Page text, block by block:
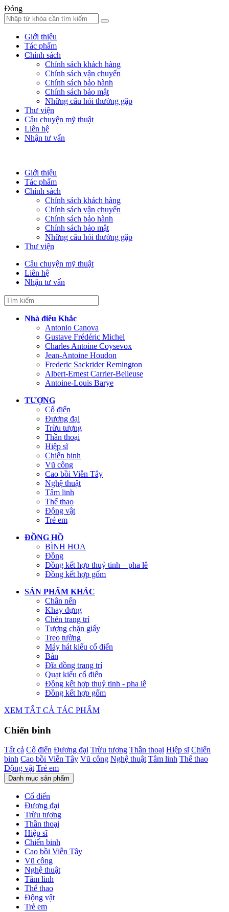
Đóng
Giới thiệu
Tác phẩm
Chính sách
Chính sách khách hàng
Chính sách vận chuyển
Chính sách bảo hành
Chính sách bảo mật
Những câu hỏi thường gặp
Thư viện
Câu chuyện mỹ thuật
Liên hệ
Nhận tư vấn
Giới thiệu
Tác phẩm
Chính sách
Chính sách khách hàng
Chính sách vận chuyển
Chính sách bảo hành
Chính sách bảo mật
Những câu hỏi thường gặp
Thư viện
Câu chuyện mỹ thuật
Liên hệ
Nhận tư vấn
Nhà điêu Khắc
Antonio Canova
Gustave Frédéric Michel
Charles Antoine Coysevox
Jean-Antoine Houdon
Frederic Sackrider Remington
Albert-Ernest Carrier-Belleuse
Antoine-Louis Barye
TƯỢNG
Cổ điển
Đương đại
Trừu tượng
Thần thoại
Hiệp sĩ
Chiến binh
Vũ công
Cao bồi Viễn Tây
Nghệ thuật
Tâm linh
Thể thao
Động vật
Trẻ em
ĐỒNG HỒ
BÌNH HOA
Đồng
Đồng kết hợp thuỷ tinh – pha lê
Đồng kết hợp gốm
SẢN PHẨM KHÁC
Chân nến
Khay đựng
Chén trang trí
Tượng chặn giấy
Treo tường
Máy hát kiểu cổ điển
Bàn
Đĩa đồng trang trí
Quạt kiểu cổ điển
Đồng kết hợp thuỷ tinh - pha lê
Đồng kết hợp gốm
XEM TẤT CẢ TÁC PHẨM
Chiến binh
Tất cả Cổ điển Đương đại Trừu tượng Thần thoại Hiệp sĩ Chiến
binh Cao bồi Viễn Tây Vũ công Nghệ thuật Tâm linh Thể thao
Động vật Trẻ em
Danh mục sản phẩm
Cổ điển
Đương đại
Trừu tượng
Thần thoại
Hiệp sĩ
Chiến binh
Cao bồi Viễn Tây
Vũ công
Nghệ thuật
Tâm linh
Thể thao
Động vật
Trẻ em